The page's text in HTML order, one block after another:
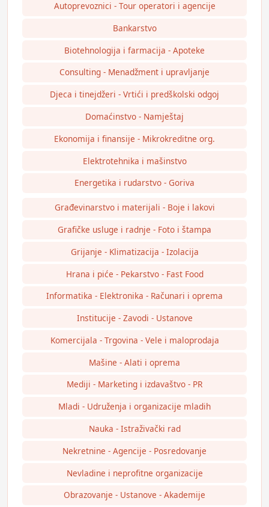
Autoprevoznici - Tour operatori i agencije
Bankarstvo
Biotehnologija i farmacija - Apoteke
Consulting - Menadžment i upravljanje
Djeca i tinejdžeri - Vrtići i predškolski odgoj
Domaćinstvo - Namještaj
Ekonomija i finansije - Mikrokreditne org.
Elektrotehnika i mašinstvo
Energetika i rudarstvo - Goriva
Građevinarstvo i materijali - Boje i lakovi
Grafičke usluge i radnje - Foto i štampa
Grijanje - Klimatizacija - Izolacija
Hrana i piće - Pekarstvo - Fast Food
Informatika - Elektronika - Računari i oprema
Institucije - Zavodi - Ustanove
Komercijala - Trgovina - Vele i maloprodaja
Mašine - Alati i oprema
Mediji - Marketing i izdavaštvo - PR
Mladi - Udruženja i organizacije mladih
Nauka - Istraživački rad
Nekretnine - Agencije - Posredovanje
Nevladine i neprofitne organizacije
Obrazovanje - Ustanove - Akademije